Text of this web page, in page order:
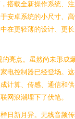
搭载全新操作系统、
安卓系统的小尺寸、
在更轻薄的设计、更
亮点。虽然尚未形成
电控制器已经登场。
计算、传感、通信和
网浪潮埋下了伏笔。
日新月异。无线音频